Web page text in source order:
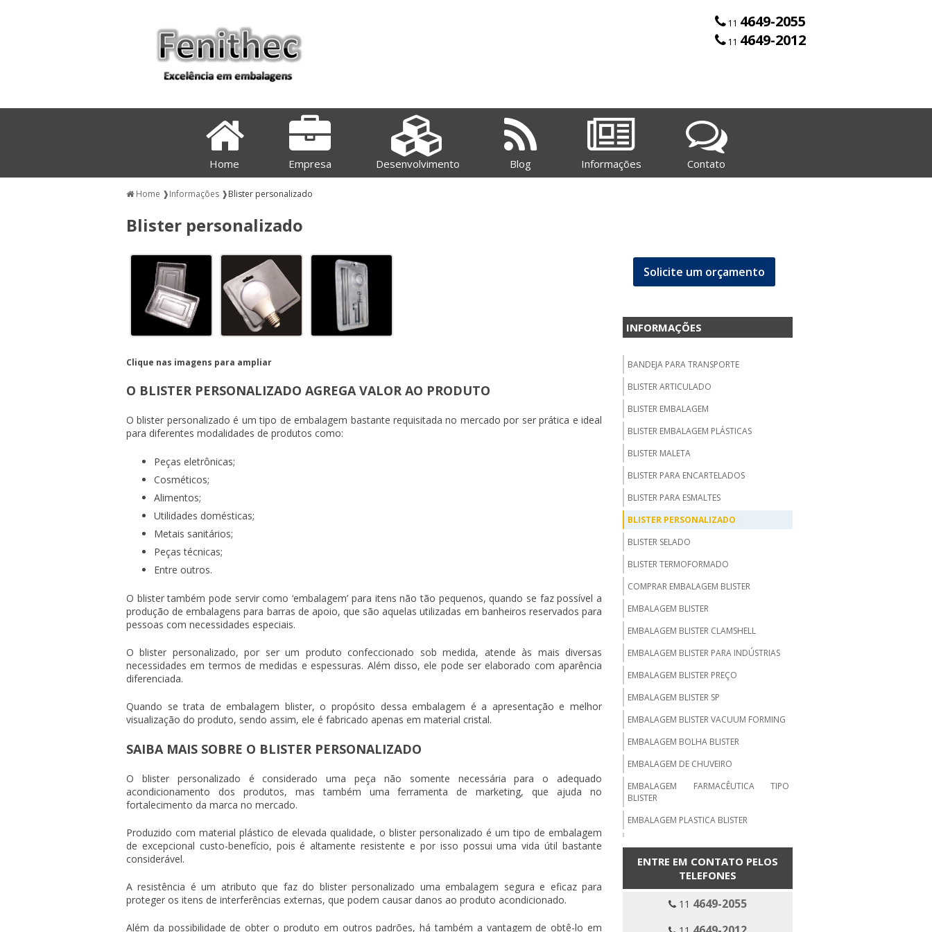
11 4649-2055
11 4649-2012
Home Empresa Desenvolvimento Blog Informações Contato
Home ❱Informações ❱Blister personalizado
Blister personalizado
Clique nas imagens para ampliar
O BLISTER PERSONALIZADO AGREGA VALOR AO PRODUTO
Oblister personalizado é um tipo de embalagem bastante requisitada no mercado por ser prática e ideal
para diferentes modalidades de produtos como:
Peças eletrônicas;
Cosméticos;
Alimentos;
Utilidades domésticas;
Metais sanitários;
Peças técnicas;
Entre outros.
O blister também pode servir como ‘embalagem’ para itens não tão pequenos, quando se faz possível a
produção de embalagens para barras de apoio, que são aquelas utilizadas em banheiros reservados para
pessoas com necessidades especiais.
Oblister personalizado, por ser um produto confeccionado sob medida, atende às mais diversas
necessidades em termos de medidas e espessuras. Além disso, ele pode ser elaborado com aparência
diferenciada.
Quando se trata de embalagem blister, o propósito dessa embalagem é a apresentação e melhor
visualização do produto, sendo assim, ele é fabricado apenas em material cristal.
SAIBA MAIS SOBRE O BLISTER PERSONALIZADO
O blister personalizado é considerado uma peça não somente necessária para o adequado
acondicionamento dos produtos, mas também uma ferramenta de marketing, que ajuda no
fortalecimento da marca no mercado.
Produzido com material plástico de elevada qualidade, o blister personalizado é um tipo de embalagem
de excepcional custo-benefício, pois é altamente resistente e por isso possui uma vida útil bastante
considerável.
A resistência é um atributo que faz do blister personalizado uma embalagem segura e eficaz para
proteger os itens de interferências externas, que podem causar danos ao produto acondicionado.
Além da possibilidade de obter o produto em outros padrões, há também a vantagem de obtê-lo em
Solicite um orçamento
INFORMAÇÕES
BANDEJA PARA TRANSPORTE
BLISTER ARTICULADO
BLISTER EMBALAGEM
BLISTER EMBALAGEM PLÁSTICAS
BLISTER MALETA
BLISTER PARA ENCARTELADOS
BLISTER PARA ESMALTES
BLISTER PERSONALIZADO
BLISTER SELADO
BLISTER TERMOFORMADO
COMPRAR EMBALAGEM BLISTER
EMBALAGEM BLISTER
EMBALAGEM BLISTER CLAMSHELL
EMBALAGEM BLISTER PARA INDÚSTRIAS
EMBALAGEM BLISTER PREÇO
EMBALAGEM BLISTER SP
EMBALAGEM BLISTER VACUUM FORMING
EMBALAGEM BOLHA BLISTER
EMBALAGEM DE CHUVEIRO
EMBALAGEM FARMACÊUTICA TIPO
BLISTER
EMBALAGEM PLASTICA BLISTER
EMBALAGENS EM VACUUM FORMING
EMPRESA DE VACUUM FORMING SP
EMPRESA EMBALAGEM BLISTER
ENTRE EM CONTATO PELOS
TELEFONES
11 4649-2055